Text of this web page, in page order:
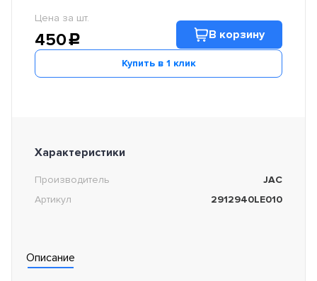
Цена за шт.
450c В корзину
Купить в 1 клик
Характеристики
Производитель
JAC
Артикул
2912940LE010
Описание